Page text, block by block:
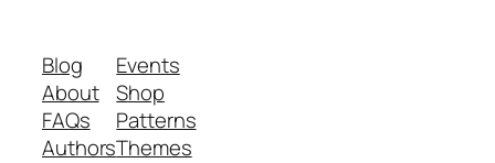
Blog
About
FAQs
Authors
Events
Shop
Patterns
Themes